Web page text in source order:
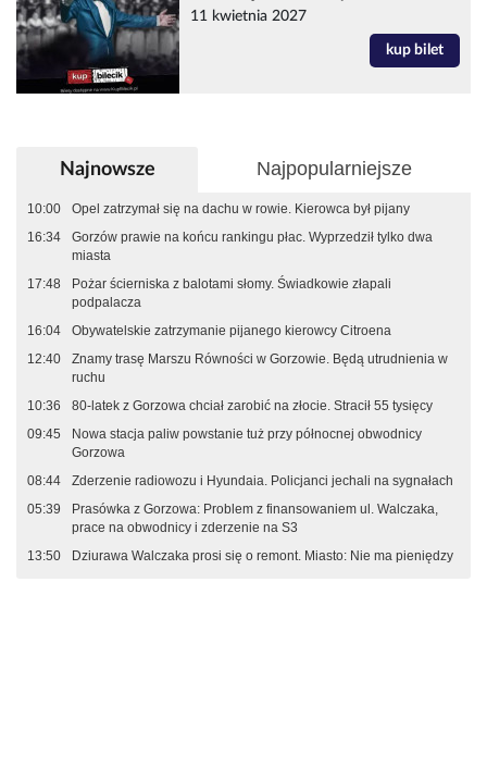
11 kwietnia 2027
kup bilet
Najnowsze Najpopularniejsze
10:00
Opel zatrzymał się na dachu w rowie. Kierowca był pijany
16:34
Gorzów prawie na końcu rankingu płac. Wyprzedził tylko dwa
miasta
17:48
Pożar ścierniska z balotami słomy. Świadkowie złapali
podpalacza
16:04
Obywatelskie zatrzymanie pijanego kierowcy Citroena
12:40
Znamy trasę Marszu Równości w Gorzowie. Będą utrudnienia w
ruchu
10:36
80-latek z Gorzowa chciał zarobić na złocie. Stracił 55 tysięcy
09:45
Nowa stacja paliw powstanie tuż przy północnej obwodnicy
Gorzowa
08:44
Zderzenie radiowozu i Hyundaia. Policjanci jechali na sygnałach
05:39
Prasówka z Gorzowa: Problem z finansowaniem ul. Walczaka,
prace na obwodnicy i zderzenie na S3
13:50
Dziurawa Walczaka prosi się o remont. Miasto: Nie ma pieniędzy